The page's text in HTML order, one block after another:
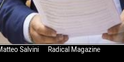
Salvini Radical Magazine